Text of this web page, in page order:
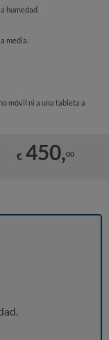
humedad.
media.
móvil ni a una tableta a
€ 450,00